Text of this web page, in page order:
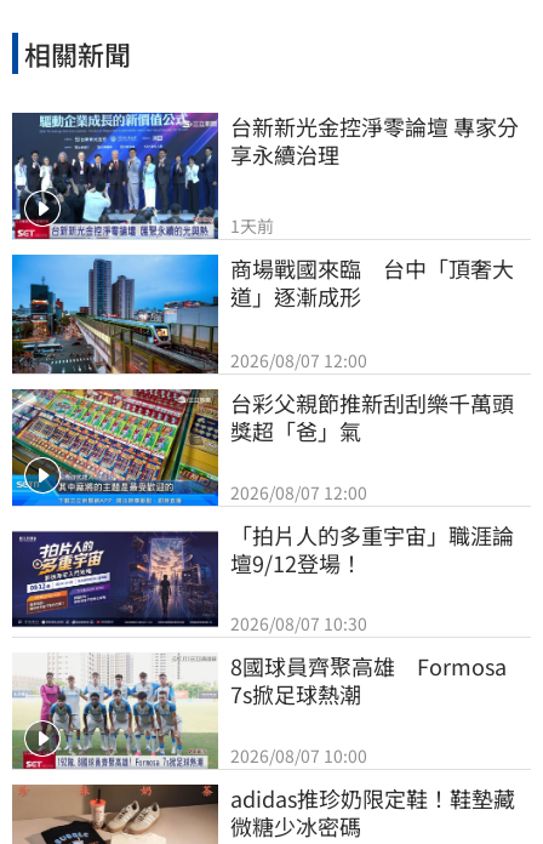
與譴責，並呼籲各界正視台灣在區域和平與全球
相關新聞
台新新光金控淨零論壇 專家分
享永續治理
1天前
商場戰國來臨　台中「頂奢大
道」逐漸成形
2026/08/07 12:00
台彩父親節推新刮刮樂千萬頭
獎超「爸」氣
2026/08/07 12:00
「拍片人的多重宇宙」職涯論
壇9/12登場！
2026/08/07 10:30
8國球員齊聚高雄　Formosa
7s掀足球熱潮
2026/08/07 10:00
adidas推珍奶限定鞋！鞋墊藏
微糖少冰密碼